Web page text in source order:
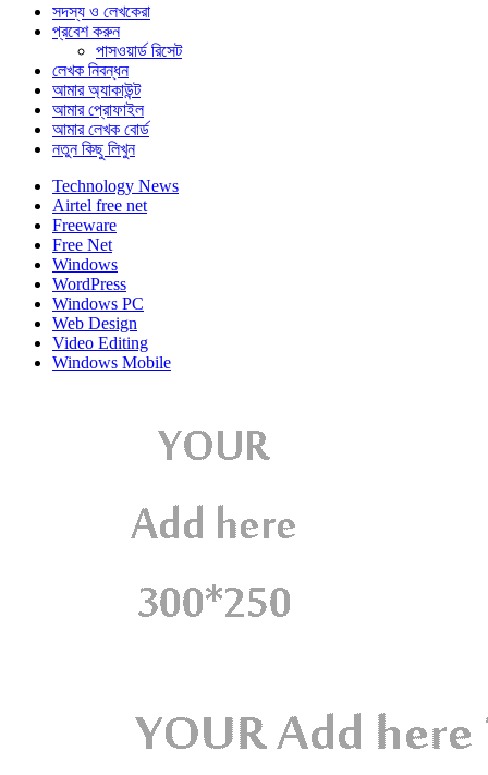
সদস্য ও লেখকেরা
প্রবেশ করুন
পাসওয়ার্ড রিসেট
লেখক নিবন্ধন
আমার অ্যাকাউন্ট
আমার প্রোফাইল
আমার লেখক বোর্ড
নতুন কিছু লিখুন
Technology News
Airtel free net
Freeware
Free Net
Windows
WordPress
Windows PC
Web Design
Video Editing
Windows Mobile